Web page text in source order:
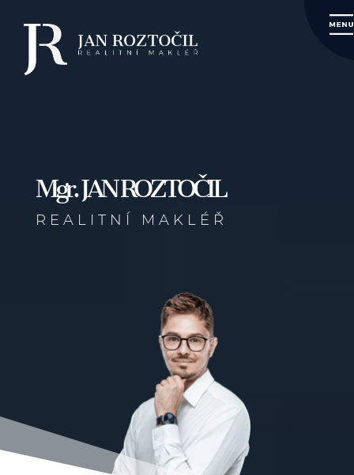
Mgr. JAN ROZTOČIL
REALITNÍ MAKLÉŘ